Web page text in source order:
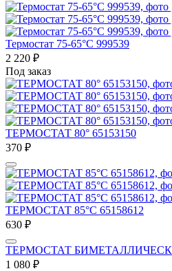
Термостат 75-65°C 999539
2 220 ₽
Под заказ
ТЕРМОСТАТ 80° 65153150
370 ₽
ТЕРМОСТАТ 85°C 65158612
630 ₽
ТЕРМОСТАТ
1 080 ₽